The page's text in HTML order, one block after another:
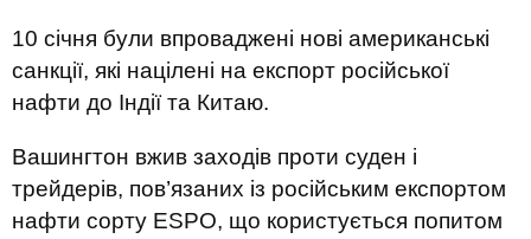
10 січня були впроваджені нові американські
санкції, які націлені на експорт російської
нафти до Індії та Китаю.
Вашингтон вжив заходів проти суден і
трейдерів, пов’язаних із російським експортом
нафти сорту ESPO, що користується попитом